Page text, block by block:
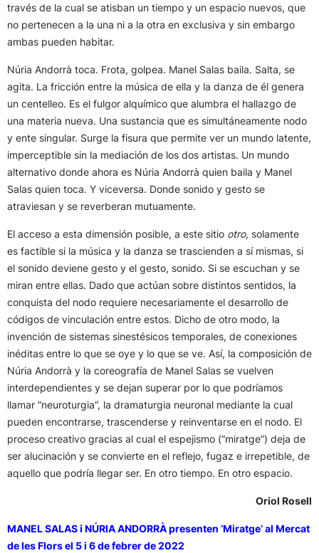
través de la cual se atisban un tiempo y un espacio nuevos, que
no pertenecen a la una ni a la otra en exclusiva y sin embargo
ambas pueden habitar.
Núria Andorrà toca. Frota, golpea. Manel Salas baila. Salta, se
agita. La fricción entre la música de ella y la danza de él genera
un centelleo. Es el fulgor alquímico que alumbra el hallazgo de
una materia nueva. Una sustancia que es simultáneamente nodo
y ente singular. Surge la fisura que permite ver un mundo latente,
imperceptible sin la mediación de los dos artistas. Un mundo
alternativo donde ahora es Núria Andorrà quien baila y Manel
Salas quien toca. Y viceversa. Donde sonido y gesto se
atraviesan y se reverberan mutuamente.
El acceso a esta dimensión posible, a este sitio otro, solamente
es factible si la música y la danza se trascienden a sí mismas, si
el sonido deviene gesto y el gesto, sonido. Si se escuchan y se
miran entre ellas. Dado que actúan sobre distintos sentidos, la
conquista del nodo requiere necesariamente el desarrollo de
códigos de vinculación entre estos. Dicho de otro modo, la
invención de sistemas sinestésicos temporales, de conexiones
inéditas entre lo que se oye y lo que se ve. Así, la composición de
Núria Andorrà y la coreografía de Manel Salas se vuelven
interdependientes y se dejan superar por lo que podríamos
llamar “neuroturgia”, la dramaturgia neuronal mediante la cual
pueden encontrarse, trascenderse y reinventarse en el nodo. El
proceso creativo gracias al cual el espejismo (“miratge”) deja de
ser alucinación y se convierte en el reflejo, fugaz e irrepetible, de
aquello que podría llegar ser. En otro tiempo. En otro espacio.
Oriol Rosell
MANEL SALAS i NÚRIA ANDORRÀ presenten ‘Miratge’ al Mercat
de les Flors el 5 i 6 de febrer de 2022